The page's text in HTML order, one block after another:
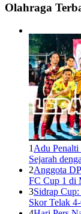
Olahraga
1 Adu
Sejarah
2Anggota
FC Cup 1 di
3Sidrap
Skor Telak